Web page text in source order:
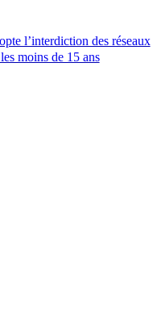
l’interdiction des réseaux
moins de 15 ans